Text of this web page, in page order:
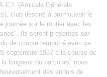
(Amicale Générale
club destiné à promouvoir le
journée sur le routier avec les
Ils seront présentés par
de course remporté avec sa
septembre 1937 à la course de
longueur du parcours" nous
des ennuis de